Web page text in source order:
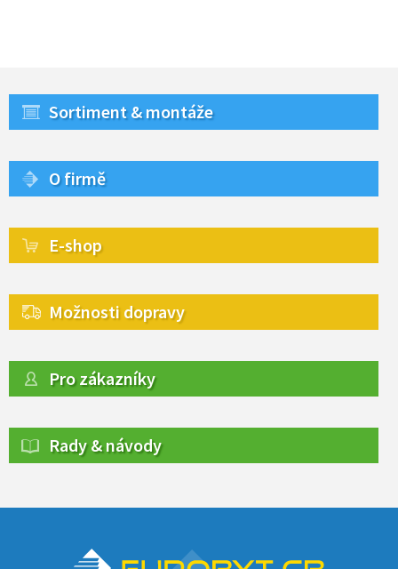
Sortiment & montáže
O firmě
E-shop
Možnosti dopravy
Pro zákazníky
Rady & návody